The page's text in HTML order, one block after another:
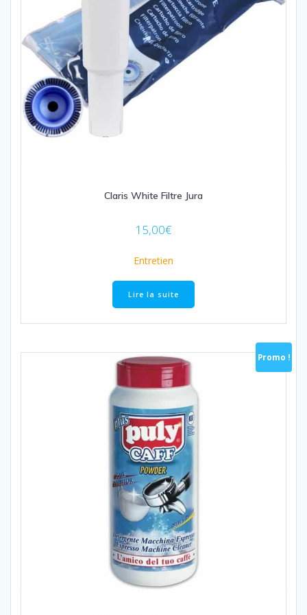
Claris White Filtre Jura
15,00€
Entretien
Lire la suite
Promo !